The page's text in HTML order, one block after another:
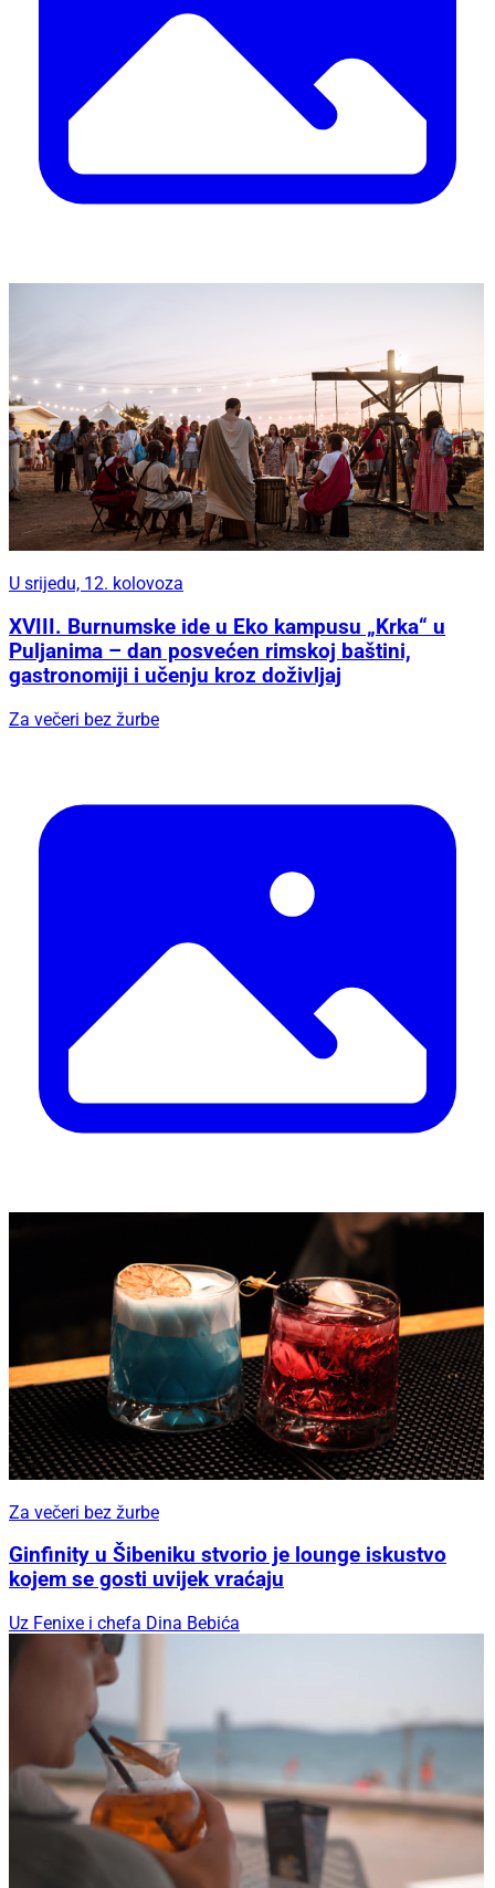
U srijedu, 12. kolovoza
XVIII. Burnumske ide u Eko kampusu „Krka“ u
Puljanima – dan posvećen rimskoj baštini,
gastronomiji i učenju kroz doživljaj
Za večeri bez žurbe
Za večeri bez žurbe
Ginfinity u Šibeniku stvorio je lounge iskustvo
kojem se gosti uvijek vraćaju
Uz Fenixe i chefa Dina Bebića